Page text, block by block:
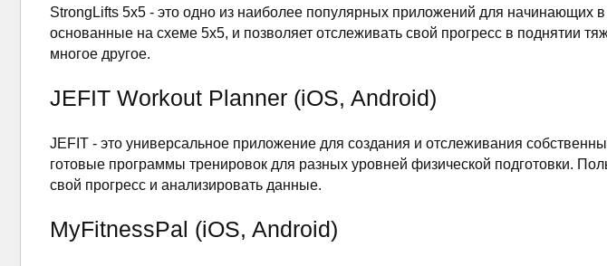
StrongLifts 5x5 - это одно из наиболее популярных приложений для начинающих
основанные на схеме 5x5, и позволяет отслеживать свой прогресс в поднятии
многое другое.
JEFIT Workout Planner (iOS, Android)
JEFIT - это универсальное приложение для создания и отслеживания
готовые программы тренировок для разных уровней физической подготовки.
свой прогресс и анализировать данные.
MyFitnessPal (iOS, Android)